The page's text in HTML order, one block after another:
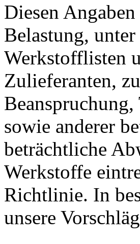
Diesen
Belastung,
Werkstofflisten
Zulieferanten,
sowie anderer
beträchtliche
Werkstoffe
Richtlinie. In
unsere